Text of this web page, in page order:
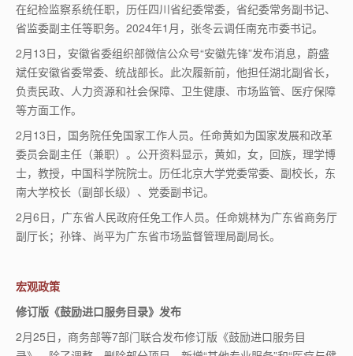
在纪检监察系统任职，历任四川省纪委常委，省纪委常务副书记、
省监委副主任等职务。 2024年1 月，张冬云调任南充市委书记。
2月13日，安徽省委组织部微信公众号“安徽先锋”发布消息，蔚盛
斌任安徽省委常委、统战部长。此次履新前，他担任湖北副省长，
负责民政、人力资源和社会保障、卫生健康、市场监管、医疗保障
等方面工作。
2月13日，国务院任免国家工作人员。任命黄如为国家发展和改革
委员会副主任（兼职）。公开资料显示，黄如，女，回族，理学博
士，教授，中国科学院院士。历任北京大学党委常委、副校长，东
南大学校长（副部长级）、党委副书记。
2月6日，广东省人民政府任免工作人员。任命姚林为广东省商务厅
副厅长；孙锋、尚平为广东省市场监督管理局副局长。
宏观政策
修订版《鼓励进口服务目录》发布
2月25日，商务部等7部门联合发布修订版《鼓励进口服务目